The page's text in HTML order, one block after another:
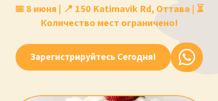
📅 8 июня | 📍 150 Katimavik Rd, Оттава | ⏳
Количество мест ограничено!
Зарегистрируйтесь Сегодня!